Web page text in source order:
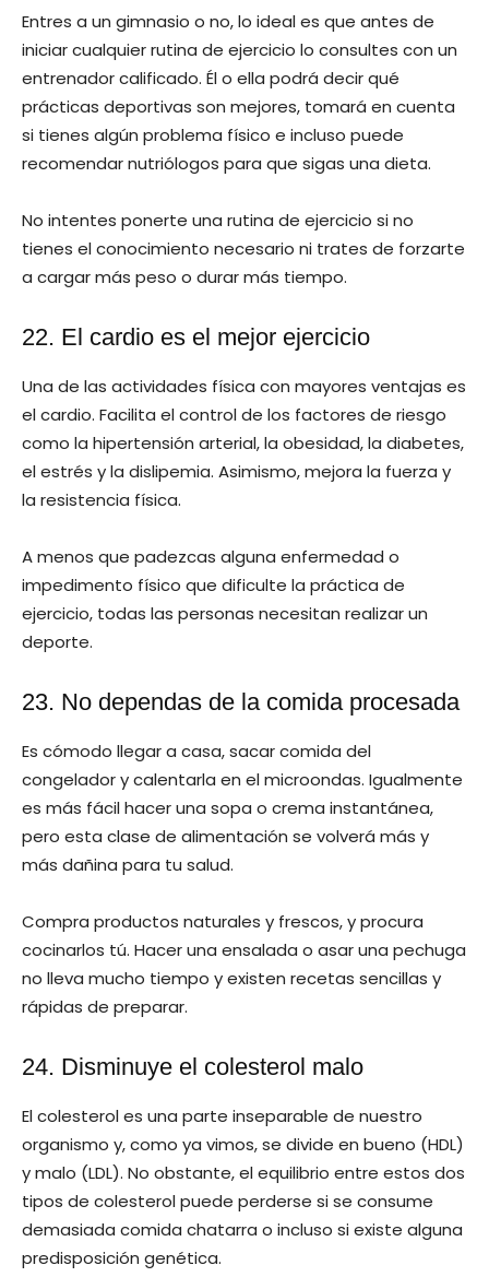
Entres a un gimnasio o no, lo ideal es que antes de
iniciar cualquier rutina de ejercicio lo consultes con un
entrenador calificado. Él o ella podrá decir qué
prácticas deportivas son mejores, tomará en cuenta
si tienes algún problema físico e incluso puede
recomendar nutriólogos para que sigas una dieta.
No intentes ponerte una rutina de ejercicio si no
tienes el conocimiento necesario ni trates de forzarte
a cargar más peso o durar más tiempo.
22. El cardio es el mejor ejercicio
Una de las actividades física con mayores ventajas es
el cardio. Facilita el control de los factores de riesgo
como la hipertensión arterial, la obesidad, la diabetes,
el estrés y la dislipemia. Asimismo, mejora la fuerza y
la resistencia física.
A menos que padezcas alguna enfermedad o
impedimento físico que dificulte la práctica de
ejercicio, todas las personas necesitan realizar un
deporte.
23. No dependas de la comida procesada
Es cómodo llegar a casa, sacar comida del
congelador y calentarla en el microondas. Igualmente
es más fácil hacer una sopa o crema instantánea,
pero esta clase de alimentación se volverá más y
más dañina para tu salud.
Compra productos naturales y frescos, y procura
cocinarlos tú. Hacer una ensalada o asar una pechuga
no lleva mucho tiempo y existen recetas sencillas y
rápidas de preparar.
24. Disminuye el colesterol malo
El colesterol es una parte inseparable de nuestro
organismo y, como ya vimos, se divide en bueno (HDL)
y malo (LDL). No obstante, el equilibrio entre estos dos
tipos de colesterol puede perderse si se consume
demasiada comida chatarra o incluso si existe alguna
predisposición genética.